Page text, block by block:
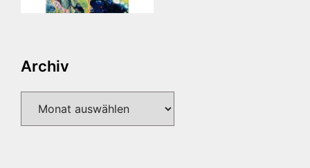
Archiv